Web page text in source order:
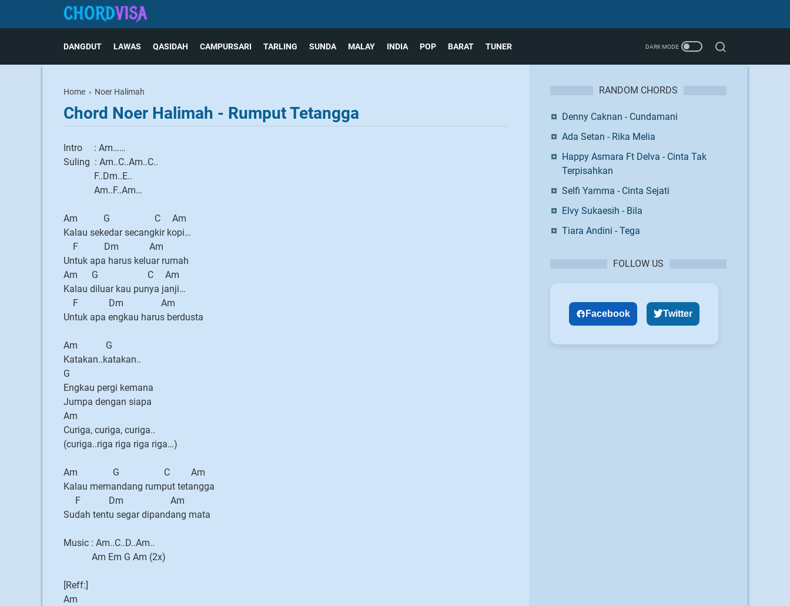
DANGDUT LAWAS QASIDAH CAMPURSARI TARLING SUNDA MALAY INDIA POP BARAT TUNER
Home › Noer Halimah
Chord Noer Halimah - Rumput Tetangga
Intro : Am……
Suling : Am..C..Am..C..
F..Dm..E..
Am..F..Am…
Am G C Am
Kalau sekedar secangkir kopi…
F Dm Am
Untuk apa harus keluar rumah
Am G C Am
Kalau diluar kau punya janji…
F Dm Am
Untuk apa engkau harus berdusta
Am G
Katakan..katakan..
G
Engkau pergi kemana
Jumpa dengan siapa
Am
Curiga, curiga, curiga..
(curiga..riga riga riga riga…)
Am G C Am
Kalau memandang rumput tetangga
F Dm Am
Sudah tentu segar dipandang mata
Music : Am..C..D..Am..
Am Em G Am (2x)
[Reff:]
Am
RANDOM CHORDS
Denny Caknan - Cundamani
Ada Setan - Rika Melia
Happy Asmara Ft Delva - Cinta Tak
Terpisahkan
Selfi Yamma - Cinta Sejati
Elvy Sukaesih - Bila
Tiara Andini - Tega
FOLLOW US
Facebook Twitter